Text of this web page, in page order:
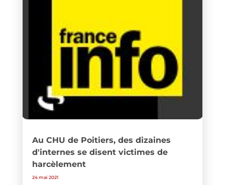
Au CHU de Poitiers, des dizaines
d'internes se disent victimes de
harcèlement
24 mai 2021